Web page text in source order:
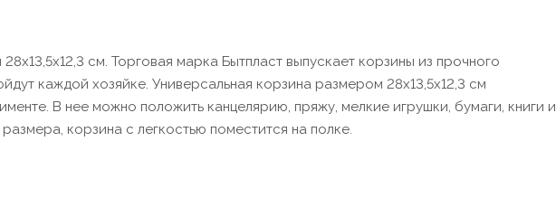
см. Торговая марка Бытпласт выпускает корзины из прочного
каждой хозяйке. Универсальная корзина размером 28х13,5х12,3 см
В нее можно положить канцелярию, пряжу, мелкие игрушки, бумаги, книги и
корзина с легкостью поместится на полке.